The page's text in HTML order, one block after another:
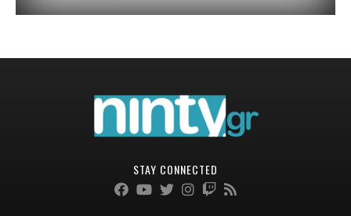
STAY CONNECTED